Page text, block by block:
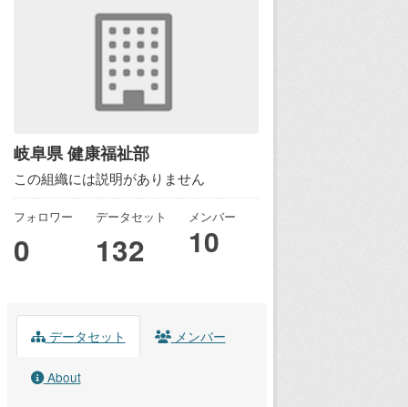
岐阜県 健康福祉部
この組織には説明がありません
フォロワー
0
データセット
132
メンバー
10
データセット メンバー
About